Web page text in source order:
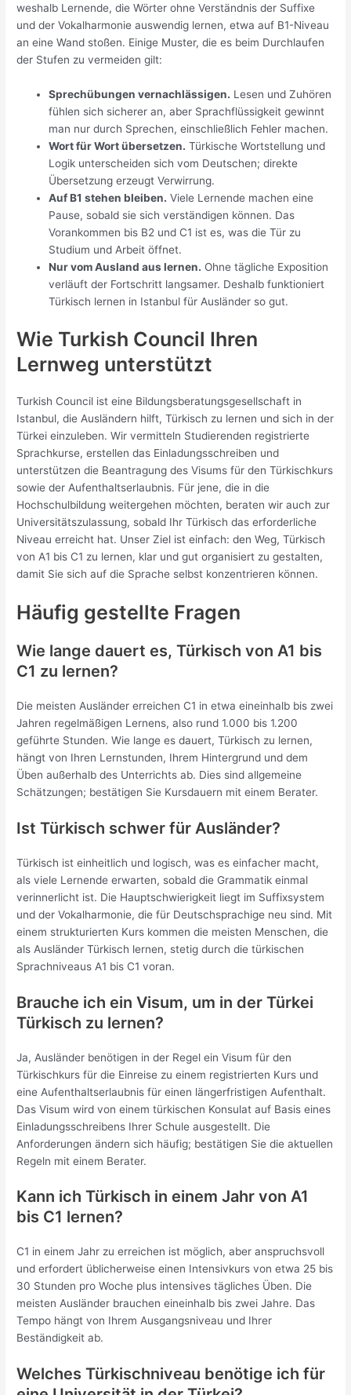
weshalb Lernende, die Wörter ohne Verständnis der Suffixe
und der Vokalharmonie auswendig lernen, etwa auf B1-Niveau
an eine Wand stoßen. Einige Muster, die es beim Durchlaufen
der Stufen zu vermeiden gilt:
Sprechübungen vernachlässigen. Lesen und Zuhören
fühlen sich sicherer an, aber Sprachflüssigkeit gewinnt
man nur durch Sprechen, einschließlich Fehler machen.
Wort für Wort übersetzen. Türkische Wortstellung und
Logik unterscheiden sich vom Deutschen; direkte
Übersetzung erzeugt Verwirrung.
Auf B1 stehen bleiben. Viele Lernende machen eine
Pause, sobald sie sich verständigen können. Das
Vorankommen bis B2 und C1 ist es, was die Tür zu
Studium und Arbeit öffnet.
Nur vom Ausland aus lernen. Ohne tägliche Exposition
verläuft der Fortschritt langsamer. Deshalb funktioniert
Türkisch lernen in Istanbul für Ausländer so gut.
Wie Turkish Council Ihren
Lernweg unterstützt
Turkish Council ist eine Bildungsberatungsgesellschaft in
Istanbul, die Ausländern hilft, Türkisch zu lernen und sich in der
Türkei einzuleben. Wir vermitteln Studierenden registrierte
Sprachkurse, erstellen das Einladungsschreiben und
unterstützen die Beantragung des Visums für den Türkischkurs
sowie der Aufenthaltserlaubnis. Für jene, die in die
Hochschulbildung weitergehen möchten, beraten wir auch zur
Universitätszulassung, sobald Ihr Türkisch das erforderliche
Niveau erreicht hat. Unser Ziel ist einfach: den Weg, Türkisch
von A1 bis C1 zu lernen, klar und gut organisiert zu gestalten,
damit Sie sich auf die Sprache selbst konzentrieren können.
Häufig gestellte Fragen
Wie lange dauert es, Türkisch von A1 bis
C1 zu lernen?
Die meisten Ausländer erreichen C1 in etwa eineinhalb bis zwei
Jahren regelmäßigen Lernens, also rund 1.000 bis 1.200
geführte Stunden. Wie lange es dauert, Türkisch zu lernen,
hängt von Ihren Lernstunden, Ihrem Hintergrund und dem
Üben außerhalb des Unterrichts ab. Dies sind allgemeine
Schätzungen; bestätigen Sie Kursdauern mit einem Berater.
Ist Türkisch schwer für Ausländer?
Türkisch ist einheitlich und logisch, was es einfacher macht,
als viele Lernende erwarten, sobald die Grammatik einmal
verinnerlicht ist. Die Hauptschwierigkeit liegt im Suffixsystem
und der Vokalharmonie, die für Deutschsprachige neu sind. Mit
einem strukturierten Kurs kommen die meisten Menschen, die
als Ausländer Türkisch lernen, stetig durch die türkischen
Sprachniveaus A1 bis C1 voran.
Brauche ich ein Visum, um in der Türkei
Türkisch zu lernen?
Ja, Ausländer benötigen in der Regel ein Visum für den
Türkischkurs für die Einreise zu einem registrierten Kurs und
eine Aufenthaltserlaubnis für einen längerfristigen Aufenthalt.
Das Visum wird von einem türkischen Konsulat auf Basis eines
Einladungsschreibens Ihrer Schule ausgestellt. Die
Anforderungen ändern sich häufig; bestätigen Sie die aktuellen
Regeln mit einem Berater.
Kann ich Türkisch in einem Jahr von A1
bis C1 lernen?
C1 in einem Jahr zu erreichen ist möglich, aber anspruchsvoll
und erfordert üblicherweise einen Intensivkurs von etwa 25 bis
30 Stunden pro Woche plus intensives tägliches Üben. Die
meisten Ausländer brauchen eineinhalb bis zwei Jahre. Das
Tempo hängt von Ihrem Ausgangsniveau und Ihrer
Beständigkeit ab.
Welches Türkischniveau benötige ich für